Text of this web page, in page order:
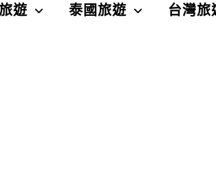
遊 泰國旅遊 台灣旅